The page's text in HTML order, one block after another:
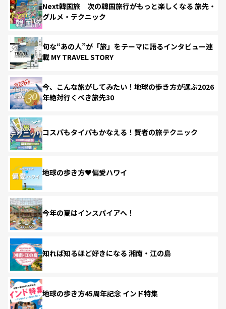
Next韓国旅 次の韓国旅行がもっと楽しくなる 旅先・
グルメ・テクニック
旬な“あの人”が「旅」をテーマに語るインタビュー連
載 MY TRAVEL STORY
今、こんな旅がしてみたい！地球の歩き方が選ぶ2026
年絶対行くべき旅先30
コスパもタイパもかなえる！賢者の旅テクニック
地球の歩き方♥偏愛ハワイ
今年の夏はインスパイアへ！
知れば知るほど好きになる 湘南・江の島
地球の歩き方45周年記念 インド特集